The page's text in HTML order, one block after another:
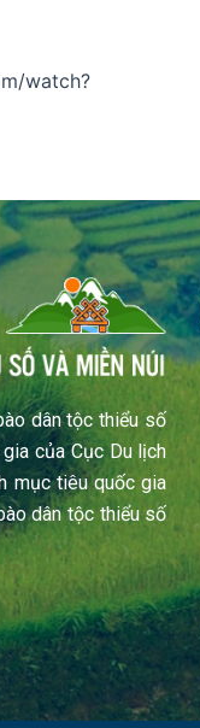
watch?
dân tộc thiểu số
của Cục Du lịch
mục tiêu quốc gia
dân tộc thiểu số